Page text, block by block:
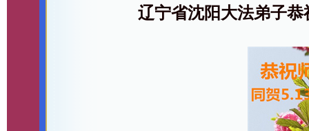
辽宁省沈阳大法弟子